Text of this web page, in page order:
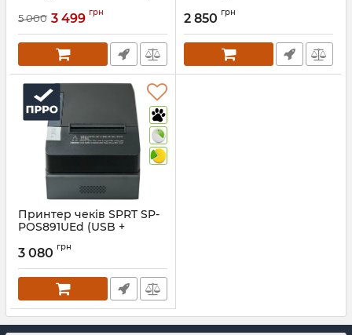
Артикул: 590
5 000 3 499 грн
Артикул:
2 850 грн
Принтер чеків SPRT SP-
POS891UEd (USB +
Артикул: 384
3 080 грн